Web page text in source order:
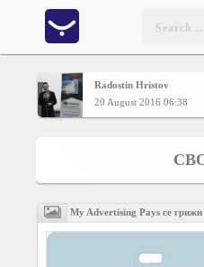
Home
Yepses
Radostin Hristov
20 August 2016 06:38
My Advertising Pays се